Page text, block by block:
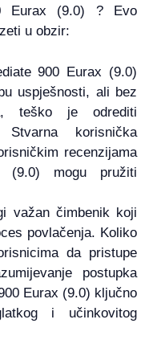
Eurax (9.0) ? Evo
u obzir:
900 Eurax (9.0)
uspješnosti, ali bez
teško je odrediti
Stvarna korisnička
recenzijama
(9.0) mogu pružiti
važan čimbenik koji
povlačenja. Koliko
da pristupe
postupka
Eurax (9.0) ključno
i učinkovitog